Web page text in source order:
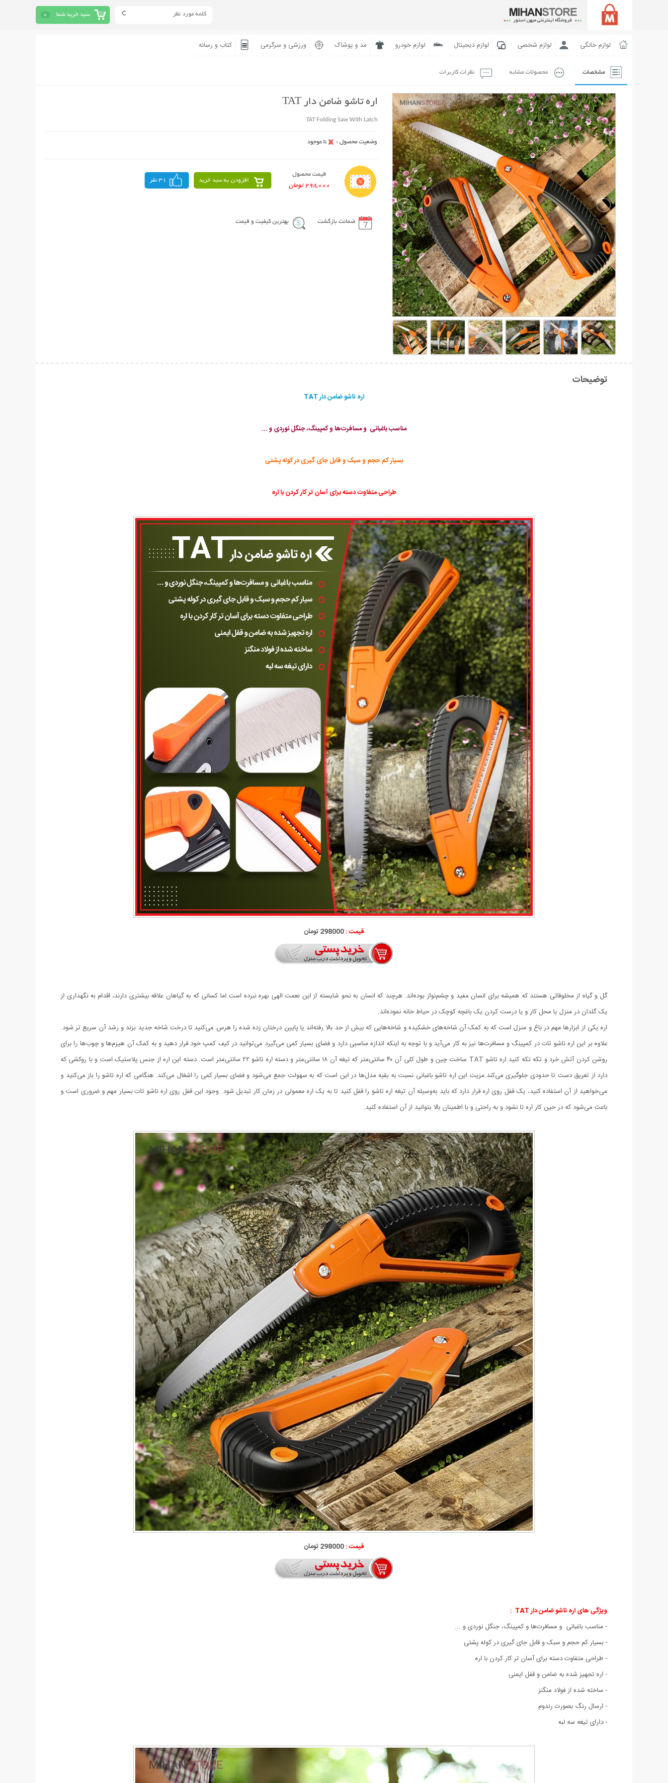
سبد خرید شما 0
لوازم خانگی لوازم شخصی لوازم دیجیتال لوازم خودرو مد و پوشاک ورزشی و سرگرمی کتاب و رسانه
مشخصات محصولات مشابه نظرات کاربرات
اره تاشو ضامن دار TAT
TAT Folding Saw With Latch
قیمت محصول
298,000 تومان
افزودن به سبد خرید 31 نفر
ضمانت بازگشت بهترین کیفیت و قیمت
توضیحات
اره تاشو ضامن دار TAT
مناسب باغبانی و مسافرت‌ها و کمپینگ، جنگل نوردی و ...
بسیار کم حجم و سبک و قابل جای گیری در کوله پشتی
طراحی متفاوت دسته برای آسان تر کار کردن با اره
قیمت :298000 تومان
گل و گیاه از مخلوقاتی هستند که همیشه برای انسان مفید و چشم‌نواز بوده‌اند. هرچند که انسان به نحو شایسته از این نعمت الهی بهره نبرده است اما کسانی که به گیاهان علاقه بیشتری دارند، اقدام به نگهداری از
یک گلدان در منزل یا محل کار و یا درست کردن یک باغچه کوچک در حیاط خانه نموده‌اند.
اره یکی از ابزارها مهم در باغ و منزل است که به کمک آن شاخه‌های خشکیده و شاخه‌هایی که بیش از حد بالا رفته‌اند یا پایین درختان زده شده را هرس می‌کنید تا درخت شاخه جدید بزند و رشد آن سریع تر شود.
علاوه بر این اره تاشو تات در کمپینگ و مسافرت‌ها نیز به کار می‌آید و با توجه به اینکه اندازه مناسبی دارد و فضای بسیار کمی می‌گیرد می‌توانید در کیف کمپ خود قرار دهید و به کمک آن هیزم‌ها و چوب‌ها را برای
روشن کردن آتش خرد و تکه تکه کنید.اره تاشو TAT ساخت چین و طول کلی آن ۴۰ سانتی‌متر که تیغه آن ۱۸ سانتی‌متر و دسته اره تاشو ۲۲ سانتی‌متر است. دسته این اره از جنس پلاستیک است و با روکشی که
دارد از تعریق دست تا حدودی جلوگیری می‌کند.مزیت این اره تاشو باغبانی نسبت به بقیه مدل‌ها در این است که به سهولت جمع می‌شود و فضای بسیار کمی را اشغال می‌کند. هنگامی که اره تاشو را باز می‌کنید و
می‌خواهید از آن استفاده کنید، یک قفل روی اره قرار دارد که باید به‌وسیله آن تیغه اره تاشو را قفل کنید تا به یک اره معمولی در زمان کار تبدیل شود. وجود این قفل روی اره تاشو تات بسیار مهم و ضروری است و
باعث می‌شود که در حین کار اره تا نشود و به راحتی و با اطمینان بالا بتوانید از آن استفاده کنید.
قیمت :298000 تومان
ویژگی های اره تاشو ضامن دار TAT :
- مناسب باغبانی و مسافرت‌ها و کمپینگ، جنگل نوردی و ...
- بسیار کم حجم و سبک و قابل جای گیری در کوله پشتی
- طراحی متفاوت دسته برای آسان تر کار کردن با اره
- اره تجهیز شده به ضامن و قفل ایمنی
- ساخته شده از فولاد منگنز
- ارسال رنگ بصورت رندوم
- دارای تیغه سه لبه